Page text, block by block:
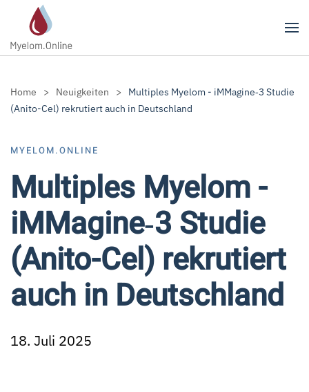
Zum Hauptinhalt springen
Home Neuigkeiten
Multiples Myelom - iMMagine‑3 Studie
(Anito-Cel) rekrutiert auch in Deutschland
MYELOM.ONLINE
Multiples Myelom -
iMMagine‑3 Studie
(Anito-Cel) rekrutiert
auch in Deutschland
18. Juli 2025